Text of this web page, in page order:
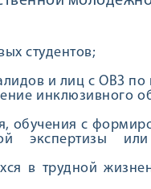
студентов;
и лиц с ОВЗ
инклюзивного
обучения с
экспертизы или
в трудной